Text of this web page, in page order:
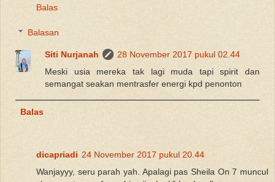
Balas
Balasan
Siti Nurjanah
28 November 2017 pukul 02.44
Meski usia mereka tak lagi muda tapi spirit dan
semangat seakan mentrasfer energi kpd penonton
Balas
dicapriadi 24 November 2017 pukul 20.44
Wanjayyy, seru parah yah. Apalagi pas Sheila On 7 muncul